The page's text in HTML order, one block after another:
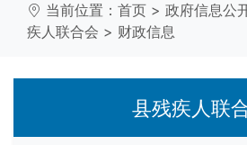
当前位置： 首页 > 政府信息公
疾人联合会 > 财政信息
县残疾人联